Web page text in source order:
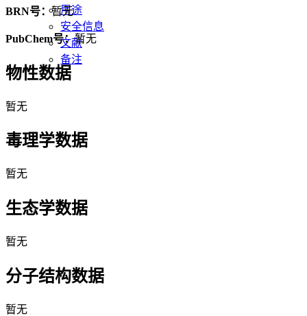
用途
安全信息
文献
备注
BRN号：暂无
PubChem号：暂无
物性数据
暂无
毒理学数据
暂无
生态学数据
暂无
分子结构数据
暂无